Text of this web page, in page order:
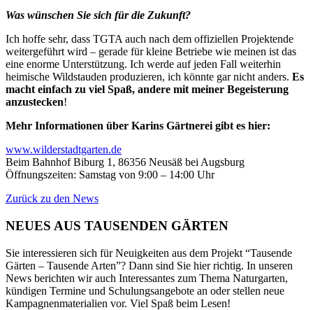
Was wünschen Sie sich für die Zukunft?
Ich hoffe sehr, dass TGTA auch nach dem offiziellen Projektende
weitergeführt wird – gerade für kleine Betriebe wie meinen ist das
eine enorme Unterstützung. Ich werde auf jeden Fall weiterhin
heimische Wildstauden produzieren, ich könnte gar nicht anders. Es
macht einfach zu viel Spaß, andere mit meiner Begeisterung
anzustecken!
Mehr Informationen über Karins Gärtnerei gibt es hier:
www.wilderstadtgarten.de
Beim Bahnhof Biburg 1, 86356 Neusäß bei Augsburg
Öffnungszeiten: Samstag von 9:00 – 14:00 Uhr
Zurück zu den News
NEUES AUS TAUSENDEN GÄRTEN
Sie interessieren sich für Neuigkeiten aus dem Projekt “Tausende
Gärten – Tausende Arten”? Dann sind Sie hier richtig. In unseren
News berichten wir auch Interessantes zum Thema Naturgarten,
kündigen Termine und Schulungsangebote an oder stellen neue
Kampagnenmaterialien vor. Viel Spaß beim Lesen!